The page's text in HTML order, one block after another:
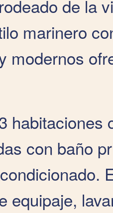
de la
marinero
modernos
con baño
equipaje,